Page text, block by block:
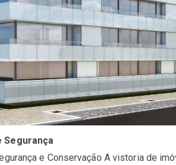
Segurança
e Conservação A vistoria de